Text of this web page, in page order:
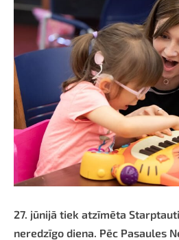
27. jūnijā tiek atzīmēta
neredzīgo diena. Pēc Pasaules